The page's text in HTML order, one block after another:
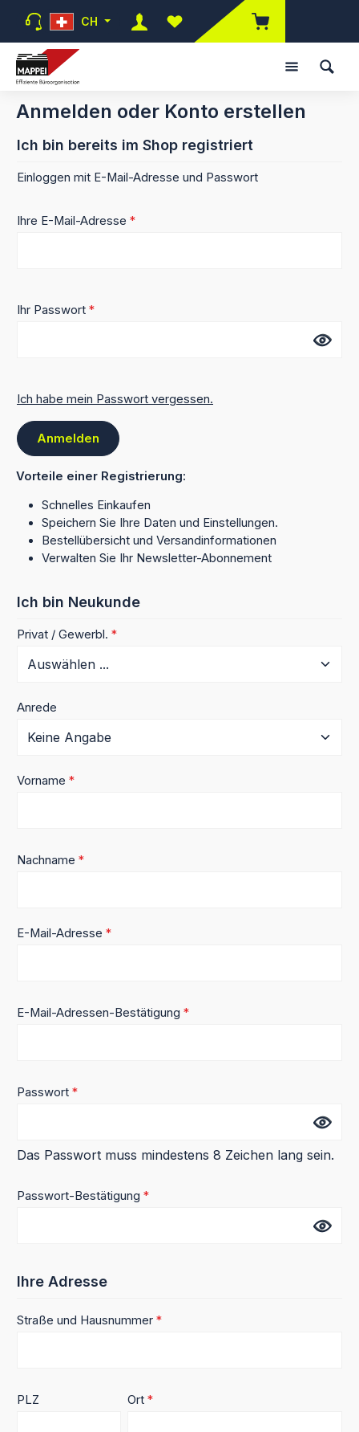
Zum Hauptinhalt springen
CH
Du hast 0 Produkte auf dem
Anmelden oder Konto erstellen
Ich bin bereits im Shop registriert
Einloggen mit E-Mail-Adresse und Passwort
Ihre E-Mail-Adresse *
Ihr Passwort *
Ich habe mein Passwort vergessen.
Anmelden
Vorteile einer Registrierung:
Schnelles Einkaufen
Speichern Sie Ihre Daten und Einstellungen.
Bestellübersicht und Versandinformationen
Verwalten Sie Ihr Newsletter-Abonnement
Ich bin Neukunde
Persönliche Informationen
Privat / Gewerbl. *
Anrede
Vorname *
Nachname *
E-Mail-Adresse *
E-Mail-Adressen-Bestätigung *
Passwort *
Das Passwort muss mindestens 8 Zeichen lang sein.
Passwort-Bestätigung *
Ihre Adresse
Straße und Hausnummer *
PLZ Ort *